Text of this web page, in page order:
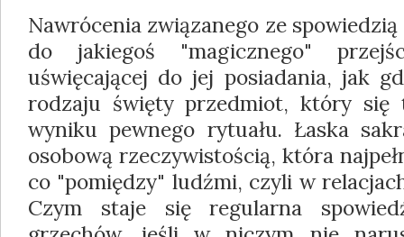
Nawrócenia związanego ze
do jakiegoś "magicznego"
uświęcającej do jej posiadania, jak
rodzaju święty przedmiot, który
wyniku pewnego rytuału. Łaska
osobową rzeczywistością, która
co "pomiędzy" ludźmi, czyli w
Czym staje się regularna